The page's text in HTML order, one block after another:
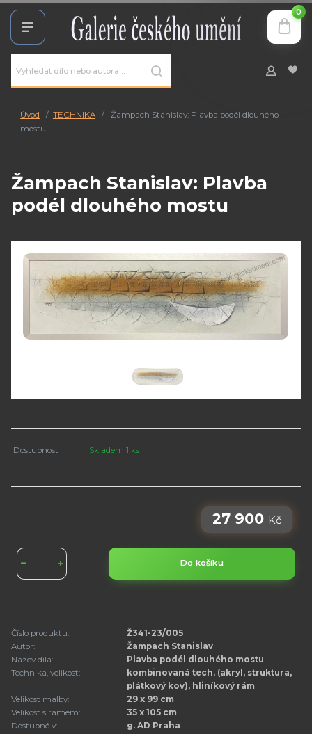
0
Úvod TECHNIKA
Žampach Stanislav: Plavba podél dlouhého
mostu
Žampach Stanislav: Plavba
podél dlouhého mostu
Dostupnost Skladem 1 ks
27 900 Kč
Do košíku
Číslo produktu:
Ž341-23/005
Autor:
Žampach Stanislav
Název díla:
Plavba podél dlouhého mostu
Technika, velikost:
kombinovaná tech. (akryl, struktura,
plátkový kov), hliníkový rám
Velikost malby:
29 x 99 cm
Velikost s rámem:
35 x 105 cm
Dostupné v:
g. AD Praha